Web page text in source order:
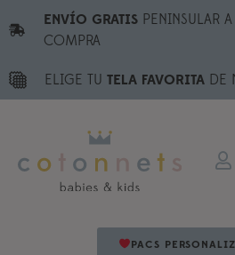
ENVÍO GRATISPENINSULAR
COMPRA
ELIGE TU TELA FAVORITA DE
PACS